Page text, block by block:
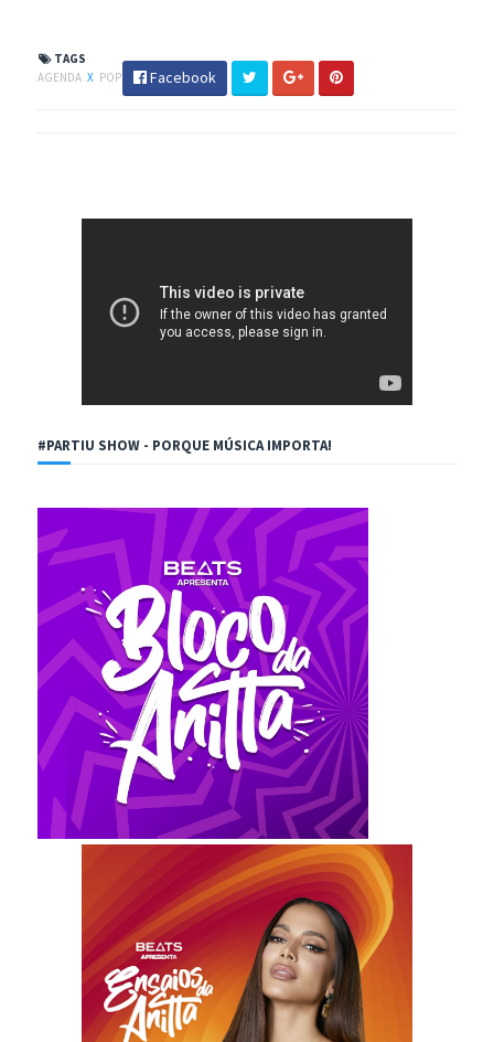
TAGS
AGENDA X POP Facebook
#PARTIU SHOW - PORQUE MÚSICA IMPORTA!